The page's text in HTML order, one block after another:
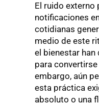
El ruido externo
notificaciones
cotidianas
medio de este
el bienestar han
para convertirse
embargo, aún
esta práctica
absoluto o una